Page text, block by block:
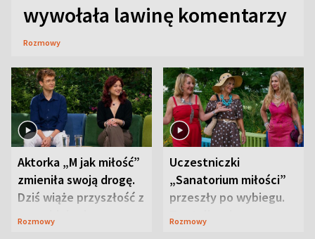
wywołała lawinę komentarzy
Rozmowy
Aktorka „M jak miłość”
zmieniła swoją drogę.
Dziś wiąże przyszłość z
neurobiologią
Rozmowy
Uczestniczki
„Sanatorium miłości”
przeszły po wybiegu.
Te stylizacje
Rozmowy